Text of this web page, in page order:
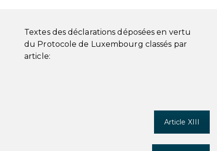
Textes des déclarations déposées en vertu
du Protocole de Luxembourg classés par
article:
Article XIII